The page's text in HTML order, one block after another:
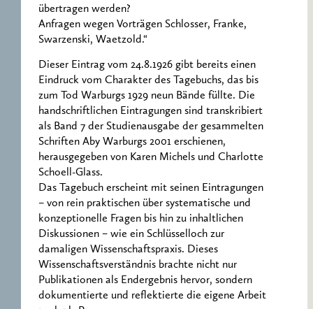
übertragen werden?
Anfragen wegen Vorträgen Schlosser, Franke,
Swarzenski, Waetzold.“
Dieser Eintrag vom 24.8.1926 gibt bereits einen
Eindruck vom Charakter des Tagebuchs, das bis
zum Tod Warburgs 1929 neun Bände füllte. Die
handschriftlichen Eintragungen sind transkribiert
als Band 7 der Studienausgabe der gesammelten
Schriften Aby Warburgs 2001 erschienen,
herausgegeben von Karen Michels und Charlotte
Schoell-Glass.
Das Tagebuch erscheint mit seinen Eintragungen
– von rein praktischen über systematische und
konzeptionelle Fragen bis hin zu inhaltlichen
Diskussionen – wie ein Schlüsselloch zur
damaligen Wissenschaftspraxis. Dieses
Wissenschaftsverständnis brachte nicht nur
Publikationen als Endergebnis hervor, sondern
dokumentierte und reflektierte die eigene Arbeit